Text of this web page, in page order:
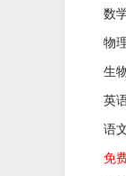
数
物
生
英
语
免